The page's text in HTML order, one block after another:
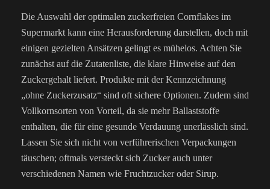
Die Auswahl der optimalen zuckerfreien Cornflakes im
Supermarkt kann eine Herausforderung darstellen, doch mit
einigen gezielten Ansätzen gelingt es mühelos. Achten Sie
zunächst auf die Zutatenliste, die klare Hinweise auf den
Zuckergehalt liefert. Produkte mit der Kennzeichnung
„ohne Zuckerzusatz“ sind oft sichere Optionen. Zudem sind
Vollkornsorten von Vorteil, da sie mehr Ballaststoffe
enthalten, die für eine gesunde Verdauung unerlässlich sind.
Lassen Sie sich nicht von verführerischen Verpackungen
täuschen; oftmals versteckt sich Zucker auch unter
verschiedenen Namen wie Fruchtzucker oder Sirup.